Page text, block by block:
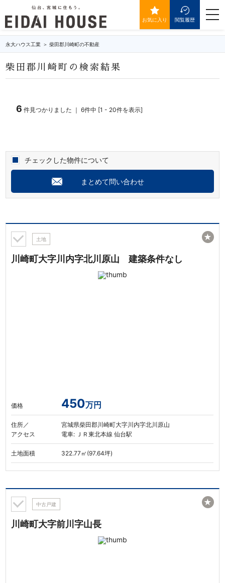
お気に入り 閲覧履歴
永大ハウス工業 柴田郡川崎町の不動産
柴田郡川崎町の検索結果
6 件見つかりました ｜ 6件中 [1 - 20件を表示]
チェックした物件について
まとめて問い合わせ
土地
川崎町大字川内字北川原山 建築条件なし
価格 450万円
住所／
アクセス
宮城県柴田郡川崎町大字川内字北川原山
電車: ＪＲ東北本線 仙台駅
土地面積 322.77㎡(97.64坪)
★
中古戸建
川崎町大字前川字山長
★